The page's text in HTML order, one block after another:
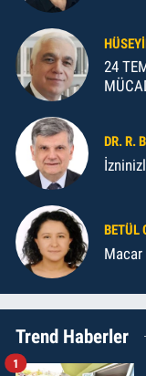
24
DR. R.
BETÜL
Macar
Trend Haberler
1